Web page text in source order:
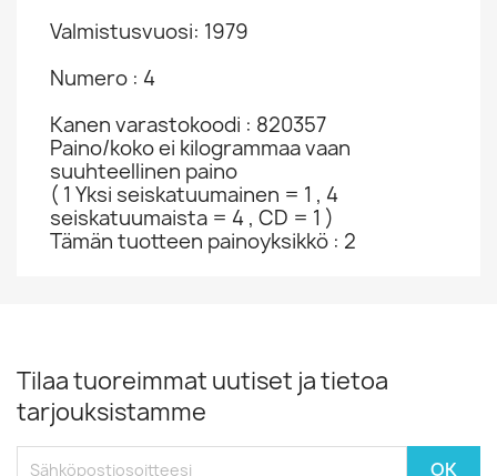
Valmistusvuosi: 1979
Numero : 4
Kanen varastokoodi : 820357
Paino/koko ei kilogrammaa vaan
suuhteellinen paino
( 1 Yksi seiskatuumainen = 1 , 4
seiskatuumaista = 4 , CD = 1 )
Tämän tuotteen painoyksikkö : 2
Tilaa tuoreimmat uutiset ja tietoa
tarjouksistamme